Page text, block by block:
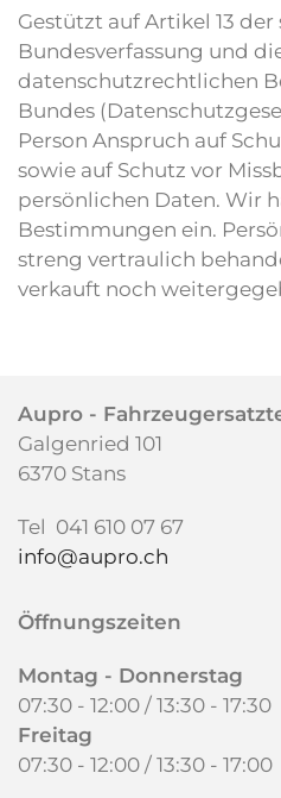
Gestützt auf Artikel 13
Bundesverfassung und
datenschutzrechtlichen
Bundes
Person Anspruch auf
sowie auf Schutz vor
persönlichen Daten. Wir
Bestimmungen ein.
streng vertraulich
verkauft noch
Aupro -
Galgenried 101
6370 Stans
Tel 041 610 07 67
info@aupro.ch
Öffnungszeiten
Montag - Donnerstag
07:30 - 12:00 / 13:30 - 17:30
Freitag
07:30 - 12:00 / 13:30 - 17:00